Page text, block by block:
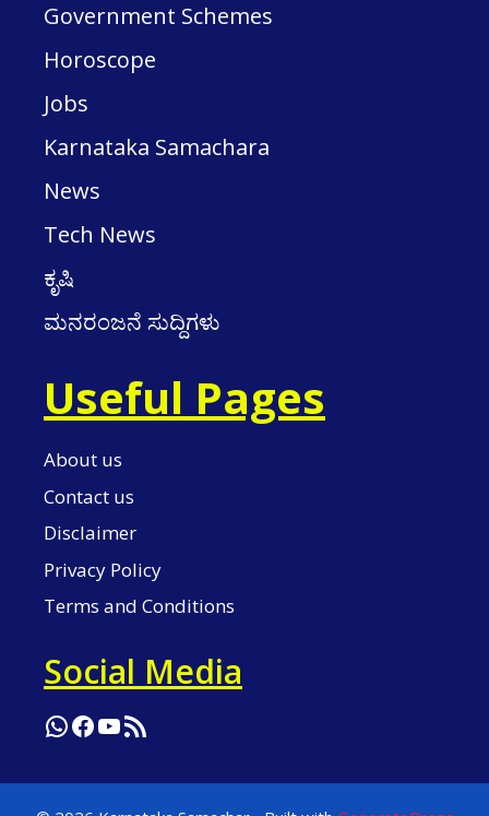
Government Schemes
Horoscope
Jobs
Karnataka Samachara
News
Tech News
ಕೃಷಿ
ಮನರಂಜನೆ ಸುದ್ದಿಗಳು
Useful Pages
About us
Contact us
Disclaimer
Privacy Policy
Terms and Conditions
Social Media
WhatsApp
Facebook
YouTube
RSS Feed